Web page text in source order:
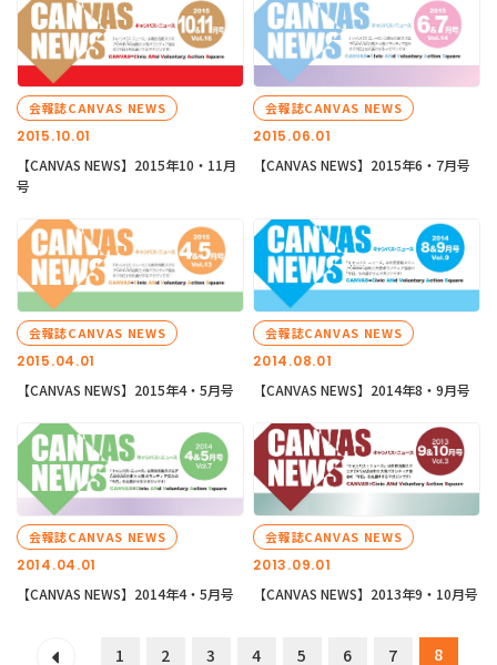
2015.10.01
会報誌CANVAS NEWS
【CANVAS NEWS】2015年10・11月
号
2015.06.01
会報誌CANVAS NEWS
【CANVAS NEWS】2015年6・7月号
2015.04.01
会報誌CANVAS NEWS
【CANVAS NEWS】2015年4・5月号
2014.08.01
会報誌CANVAS NEWS
【CANVAS NEWS】2014年8・9月号
2014.04.01
会報誌CANVAS NEWS
【CANVAS NEWS】2014年4・5月号
2013.09.01
会報誌CANVAS NEWS
【CANVAS NEWS】2013年9・10月号
1 2 3 4 5 6 7
8